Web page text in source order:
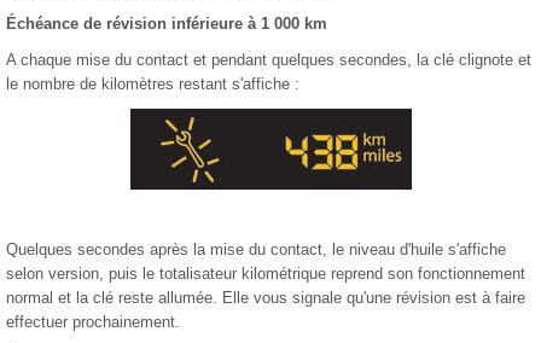
Échéance de révision inférieure à 1 000 km
A chaque mise du contact et pendant quelques secondes, la clé clignote et
le nombre de kilomètres restant s'affiche :
Quelques secondes après la mise du contact, le niveau d'huile s'affiche
selon version, puis le totalisateur kilométrique reprend son fonctionnement
normal et la clé reste allumée. Elle vous signale qu'une révision est à faire
effectuer prochainement.